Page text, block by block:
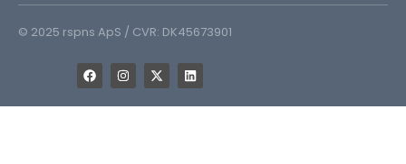
© 2025 rspns ApS / CVR: DK45673901